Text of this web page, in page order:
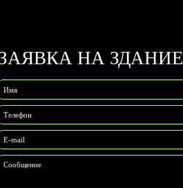
НА ЗДАНИЕ
Имя
Телефон
E-mail
Сообщение